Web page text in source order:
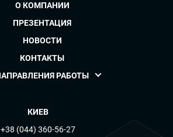
РАБОТЫ
О КОМПАНИИ
ПРЕЗЕНТАЦИЯ
НОВОСТИ
КОНТАКТЫ
КИЕВ
+38 (044) 360-56-27